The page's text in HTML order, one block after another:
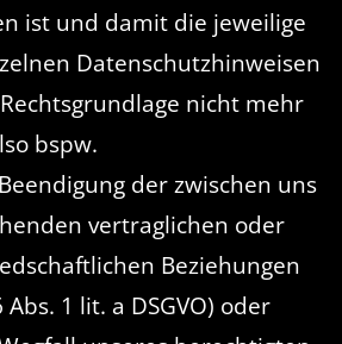
ist und damit die jeweilige
Datenschutzhinweisen
nicht mehr
bspw.
der zwischen uns
vertraglichen oder
Beziehungen
Abs. 1 lit. a DSGVO) oder